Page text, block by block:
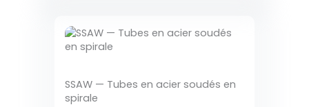
SSAW — Tubes en acier soudés en
spirale